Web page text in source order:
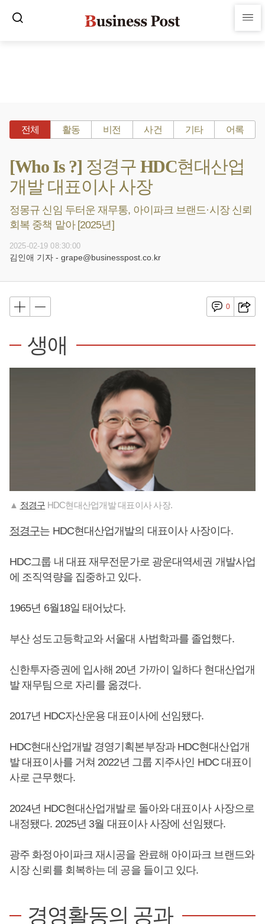
전체 활동 비전 사건 기타 어록
[Who Is ?] 정경구 HDC현대산업
개발 대표이사 사장
정몽규 신임 두터운 재무통, 아이파크 브랜드·시장 신뢰
회복 중책 맡아 [2025년]
2025-02-19 08:30:00
김인애 기자 - grape@businesspost.co.kr
0
생애
▲ 정경구 HDC현대산업개발 대표이사 사장.
정경구는 HDC현대산업개발의 대표이사 사장이다.
HDC그룹 내 대표 재무전문가로 광운대역세권 개발사업
에 조직역량을 집중하고 있다.
1965년 6월18일 태어났다.
부산 성도고등학교와 서울대 사법학과를 졸업했다.
신한투자증권에 입사해 20년 가까이 일하다 현대산업개
발 재무팀으로 자리를 옮겼다.
2017년 HDC자산운용 대표이사에 선임됐다.
HDC현대산업개발 경영기획본부장과 HDC현대산업개
발 대표이사를 거쳐 2022년 그룹 지주사인 HDC 대표이
사로 근무했다.
2024년 HDC현대산업개발로 돌아와 대표이사 사장으로
내정됐다. 2025년 3월 대표이사 사장에 선임됐다.
광주 화정아이파크 재시공을 완료해 아이파크 브랜드와
시장 신뢰를 회복하는 데 공을 들이고 있다.
경영활동의 공과